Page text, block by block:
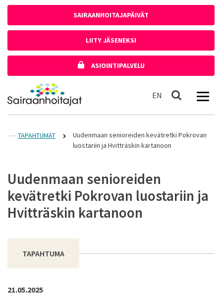
SAIRAANHOITAJAPÄIVÄT
LIITY JÄSENEKSI
ASIOINTIPALVELU
Etusivulle
EN In English
Haku
TAPAHTUMAT
Uudenmaan senioreiden kevätretki Pokrovan
luostariin ja Hvitträskin kartanoon
Uudenmaan senioreiden
kevätretki Pokrovan luostariin ja
Hvitträskin kartanoon
TAPAHTUMA
21.05.2025